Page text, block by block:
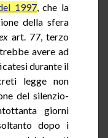
1997, che la
della sfera
art. 77, terzo
avere ad
durante il
legge non
del silenzio-
giorni
dopo i